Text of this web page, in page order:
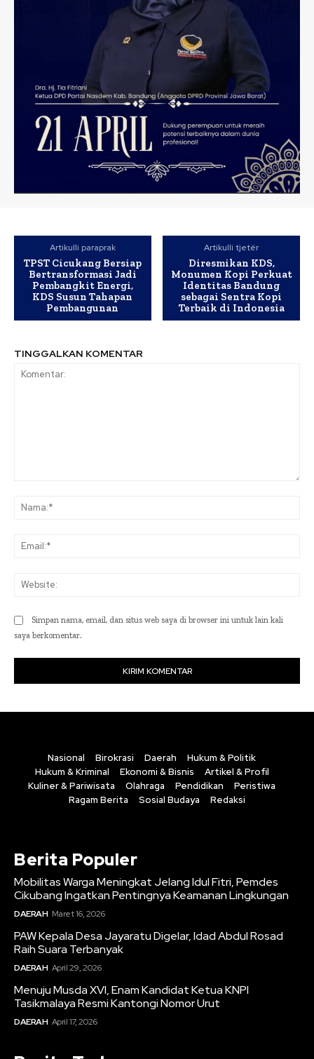
Artikulli paraprak
TPST Cicukang Bersiap
Bertransformasi Jadi
Pembangkit Energi,
KDS Susun Tahapan
Pembangunan
Artikulli tjetër
Diresmikan KDS,
Monumen Kopi Perkuat
Identitas Bandung
sebagai Sentra Kopi
Terbaik di Indonesia
TINGGALKAN KOMENTAR
Simpan nama, email, dan situs web saya di browser ini untuk lain kali
saya berkomentar.
Nasional Birokrasi Daerah
Hukum & Politik
Hukum & Kriminal
Ekonomi & Bisnis
Artikel & Profil
Kuliner & Pariwisata
Olahraga Pendidikan
Peristiwa
Ragam Berita
Sosial Budaya Redaksi
Berita Populer
Mobilitas Warga Meningkat Jelang Idul Fitri, Pemdes
Cikubang Ingatkan Pentingnya Keamanan Lingkungan
DAERAH Maret 16, 2026
PAW Kepala Desa Jayaratu Digelar, Idad Abdul Rosad
Raih Suara Terbanyak
DAERAH April 29, 2026
Menuju Musda XVI, Enam Kandidat Ketua KNPI
Tasikmalaya Resmi Kantongi Nomor Urut
DAERAH April 17, 2026